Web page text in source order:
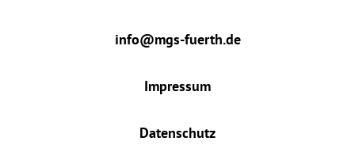
info@mgs-fuerth.de
Impressum
Datenschutz